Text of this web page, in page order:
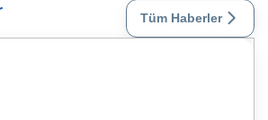
Tüm Haberler